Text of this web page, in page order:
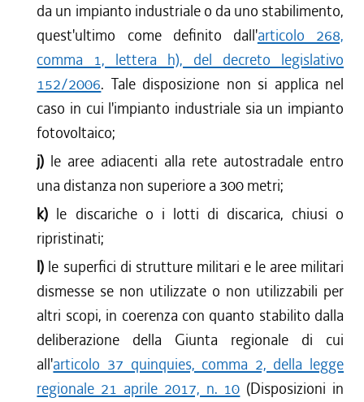
da un impianto industriale o da uno stabilimento,
quest'ultimo come definito dall'articolo 268,
comma 1, lettera h), del decreto legislativo
152/2006. Tale disposizione non si applica nel
caso in cui l'impianto industriale sia un impianto
fotovoltaico;
j) le aree adiacenti alla rete autostradale entro
una distanza non superiore a 300 metri;
k) le discariche o i lotti di discarica, chiusi o
ripristinati;
l) le superfici di strutture militari e le aree militari
dismesse se non utilizzate o non utilizzabili per
altri scopi, in coerenza con quanto stabilito dalla
deliberazione della Giunta regionale di cui
all'articolo 37 quinquies, comma 2, della legge
regionale 21 aprile 2017, n. 10 (Disposizioni in